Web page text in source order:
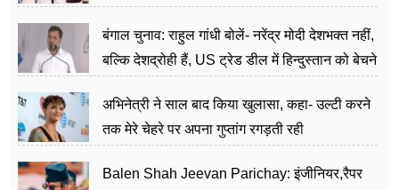
बंगाल चुनाव: राहुल गांधी बोलें- नरेंद्र मोदी देशभक्त नहीं,
बल्कि देशद्रोही हैं, US ट्रेड डील में हिन्दुस्तान को बेचने
अभिनेत्री ने साल बाद किया खुलासा, कहा- उल्टी करने
तक मेरे चेहरे पर अपना गुप्तांग रगड़ती रही
Balen Shah Jeevan Parichay: इंजीनियर,रैपर